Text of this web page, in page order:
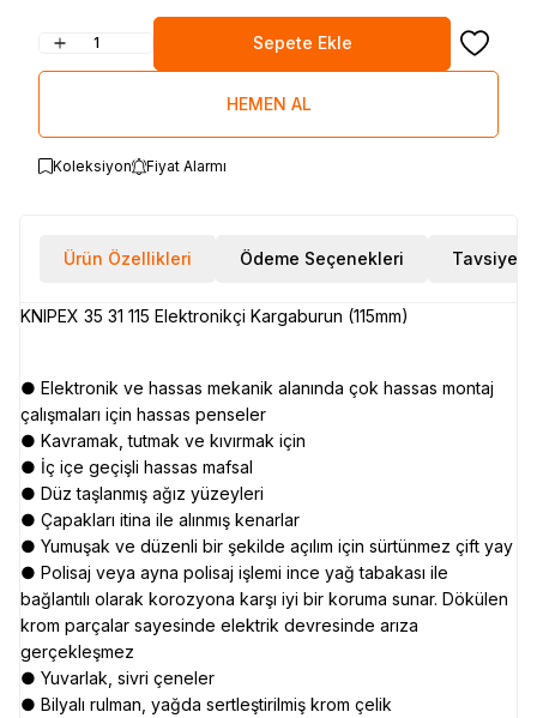
Sepete Ekle Favoriye
HEMEN AL
Koleksiyon Fiyat Alarmı
Ürün Özellikleri Ödeme Seçenekleri Tavsiye Et
KNIPEX 35 31 115 Elektronikçi Kargaburun (115mm)
● Elektronik ve hassas mekanik alanında çok hassas montaj
çalışmaları için hassas penseler
● Kavramak, tutmak ve kıvırmak için
● İç içe geçişli hassas mafsal
● Düz taşlanmış ağız yüzeyleri
● Çapakları itina ile alınmış kenarlar
● Yumuşak ve düzenli bir şekilde açılım için sürtünmez çift yay
● Polisaj veya ayna polisaj işlemi ince yağ tabakası ile
bağlantılı olarak korozyona karşı iyi bir koruma sunar. Dökülen
krom parçalar sayesinde elektrik devresinde arıza
gerçekleşmez
● Yuvarlak, sivri çeneler
● Bilyalı rulman, yağda sertleştirilmiş krom çelik